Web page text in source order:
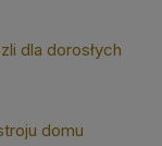
dla dorosłych
domu